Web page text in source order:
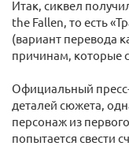
Итак, сиквел
the Fallen, то есть
(вариант перевода
причинам, которые
Официальный
деталей сюжета,
персонаж из
попытается свести